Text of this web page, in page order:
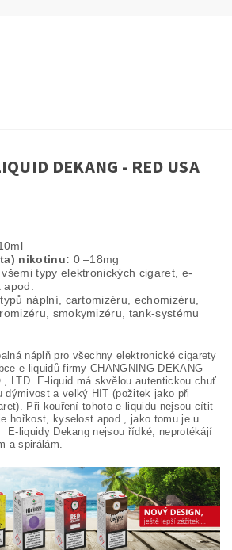
DEKANG - RED USA
nikotinu: 0 –18mg
typy elektronických cigaret, e-
náplní, cartomizéru, echomizéru,
smokymizéru, tank-systému
náplň pro všechny elektronické cigarety
e-liquidů firmy CHANGNING DEKANG
LTD. E-liquid má skvělou autentickou chuť
dýmivost a velký HIT (požitek jako při
Při kouření tohoto e-liquidu nejsou cítit
hořkost, kyselost apod., jako tomu je u
liquidy Dekang nejsou řídké, neprotékájí
a spirálám.